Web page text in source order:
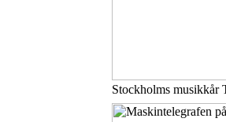
Stockholms musikkår